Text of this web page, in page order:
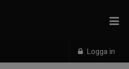
Logga in